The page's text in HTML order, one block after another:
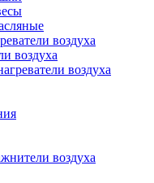
воздуха
воздуха
воздуха
воздуха